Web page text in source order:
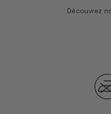
Découvrez